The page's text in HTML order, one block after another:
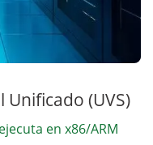
(UVS)
en x86/ARM